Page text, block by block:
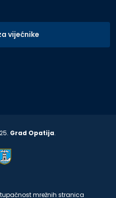
vijećnike
Grad Opatija.
mrežnih stranica